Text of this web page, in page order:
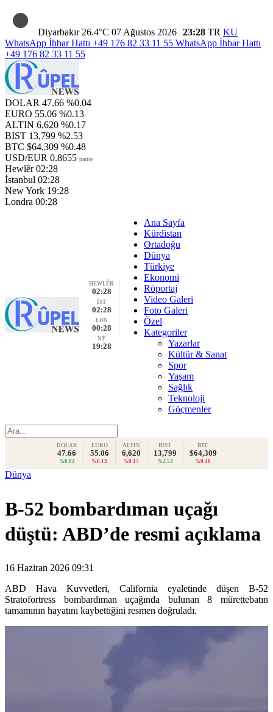
Diyarbakır 26.4°C 07 Ağustos 2026 23:28 TR KU
WhatsApp İhbar Hattı +49 176 82 33 11 55 WhatsApp İhbar Hattı
+49 176 82 33 11 55
DOLAR 47.66 %0.04
EURO 55.06 %0.13
ALTIN 6,620 %0.17
BIST 13,799 %2.53
BTC $64,309 %0.48
USD/EUR 0.8655 parite
Hewlêr 02:28
İstanbul 02:28
New York 19:28
Londra 00:28
HEWLÊR
02:28
İST
02:28
LON
00:28
NY
19:28
Ana Sayfa
Kürdistan
Ortadoğu
Dünya
Türkiye
Ekonomi
Röportaj
Video Galeri
Foto Galeri
Özel
Kategoriler
Yazarlar
Kültür & Sanat
Spor
Yaşam
Sağlık
Teknoloji
Göçmenler
DOLAR
47.66
%0.04
EURO
55.06
%0.13
ALTIN
6,620
%0.17
BIST
13,799
%2.53
BTC
$64,309
%0.48
Dünya
B-52 bombardıman uçağı
düştü: ABD’de resmi açıklama
16 Haziran 2026 09:31
ABD Hava Kuvvetleri, California eyaletinde düşen B-52
Stratofortress bombardıman uçağında bulunan 8 mürettebatın
tamamının hayatını kaybettiğini resmen doğruladı.